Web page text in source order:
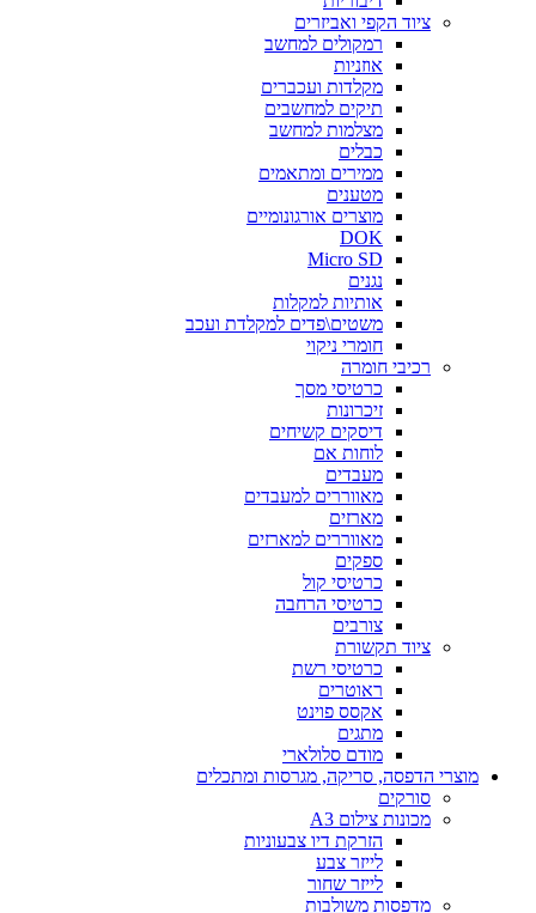
ציוד הקפי ואביזרים
רמקולים למחשב
אוזניות
מקלדות ועכברים
תיקים למחשבים
מצלמות למחשב
כבלים
ממירים ומתאמים
מטענים
מוצרים אורגונומיים
DOK
Micro SD
נגנים
אותיות למקלות
משטים\פדים למקלדת ועכב
חומרי ניקוי
רכיבי חומרה
כרטיסי מסך
זיכרונות
דיסקים קשיחים
לוחות אם
מעבדים
מאווררים למעבדים
מארזים
מאווררים למארזים
ספקים
כרטיסי קול
כרטיסי הרחבה
צורבים
ציוד תקשורת
כרטיסי רשת
ראוטרים
אקסס פוינט
מתגים
מודם סלולארי
מוצרי הדפסה, סריקה, מגרסות ומתכלים
סורקים
מכונות צילום A3
הזרקת דיו צבעוניות
לייזר צבע
לייזר שחור
מדפסות משולבות